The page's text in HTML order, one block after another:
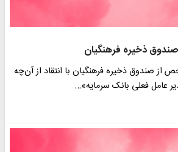
ذخیره فرهنگیان
ذخیره فرهنگیان با انتقاد از آن‌چه
فعلی بانک سرمایه»…